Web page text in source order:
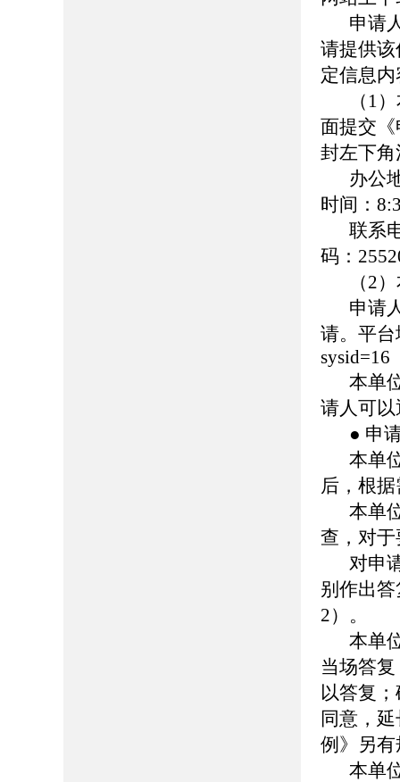
申请
请提供
定信息
（1
面提交
封左下
办公
时间：
联
码：
（2
申请
请。平台
sysid=16
本单
请人可
● 申
本单
后，根
本单
查，对
对申
别作出
2）。
本单
当场答
以答复
同意，
例》另
本单